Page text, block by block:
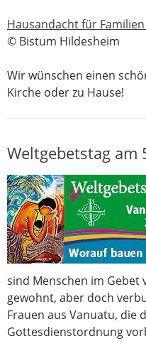
Hausandacht für
© Bistum Hildesheim
Wir wünschen einen
Kirche oder zu Hause!
Weltgebetstag am
sind Menschen im Gebet
gewohnt, aber doch
Frauen aus Vanuatu, die
Gottesdienstordnung